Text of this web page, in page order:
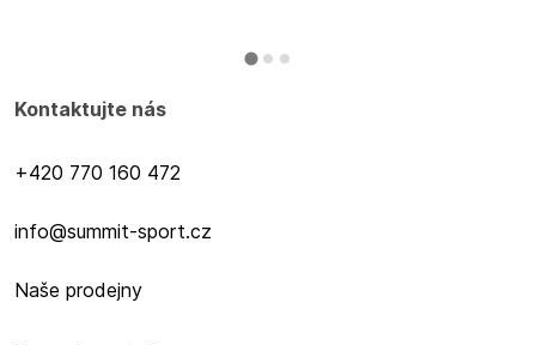
Kontaktujte nás
+420 770 160 472
info@summit-sport.cz
Naše prodejny